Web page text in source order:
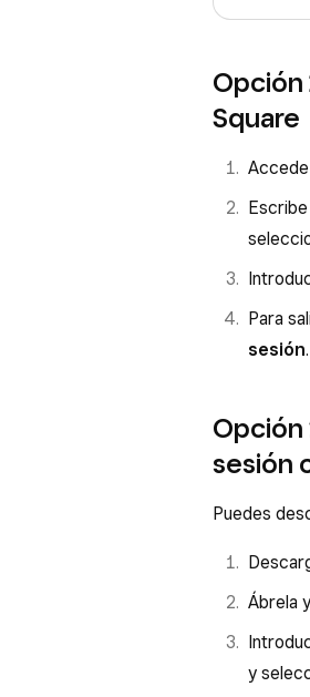
Opción
Square
Accede
Para
sesión.
Opción
sesión
Puedes
Ábrela
y